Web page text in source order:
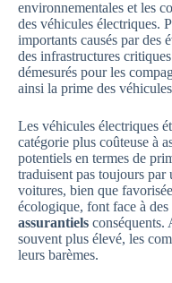
environnementales et les
des véhicules électriques.
importants causés par des
des infrastructures
démesurés pour les
ainsi la prime des
Les véhicules électriques
catégorie plus coûteuse à
potentiels en termes de
traduisent pas toujours par
voitures, bien que
écologique, font face à
assurantiels conséquents.
souvent plus élevé, les
leurs barèmes.